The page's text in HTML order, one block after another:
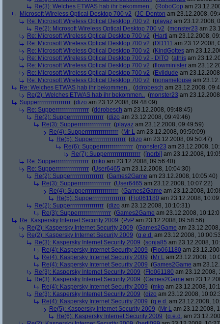
Re(3): Welches ETWAS hab ihr bekommen.. (RoboCop am
Microsoft Wireless Optical Desktop 700 v2 (JC-Denton am 23.12.2008,
Re: Microsoft Wireless Optical Desktop 700 v2 (playaz am 23.12.2008,
Re(2): Microsoft Wireless Optical Desktop 700 v2 (monster23 am
Re: Microsoft Wireless Optical Desktop 700 v2 (Harti am 23.12.2008,
Re: Microsoft Wireless Optical Desktop 700 v2 (DD111 am 23.12.2008,
Re: Microsoft Wireless Optical Desktop 700 v2 (KindGottes am
Re: Microsoft Wireless Optical Desktop 700 v2 - DITO (athis am
Re: Microsoft Wireless Optical Desktop 700 v2 (flowminister am
Re: Microsoft Wireless Optical Desktop 700 v2 (Evildude am
Re: Microsoft Wireless Optical Desktop 700 v2 (nonametouse am
Re: Welches ETWAS hab ihr bekommen.. (ddrobesch am 23.12.2008,
Re(2): Welches ETWAS hab ihr bekommen.. (monster23 am
Supperrrrrrrrrrrrrrrrr (dizo am 23.12.2008, 09:48:09)
Re: Supperrrrrrrrrrrrrrrrr (ddrobesch am 23.12.2008, 09:48:45)
Re(2): Supperrrrrrrrrrrrrrrrr (dizo am 23.12.2008, 09:49:46)
Re(3): Supperrrrrrrrrrrrrrrrr (playaz am 23.12.2008, 09:49:59)
Re(4): Supperrrrrrrrrrrrrrrrr (Mr L am 23.12.2008, 09:50:09)
Re(5): Supperrrrrrrrrrrrrrrrr (dizo am 23.12.2008, 09:50:47)
Re(6): Supperrrrrrrrrrrrrrrrr (monster23 am 23.12.2008,
Re(7): Supperrrrrrrrrrrrrrrrr ([norbi] am 23.12.2008,
Re: Supperrrrrrrrrrrrrrrrr (mko am 23.12.2008, 09:56:40)
Re: Supperrrrrrrrrrrrrrrrr (User6465 am 23.12.2008, 10:04:30)
Re(2): Supperrrrrrrrrrrrrrrrr (Games2Game am 23.12.2008, 10:05:40)
Re(3): Supperrrrrrrrrrrrrrrrr (User6465 am 23.12.2008, 10:07:22)
Re(4): Supperrrrrrrrrrrrrrrrr (Games2Game am 23.12.2008,
Re(5): Supperrrrrrrrrrrrrrrrr (Flo061180 am 23.12.2008,
Re(2): Supperrrrrrrrrrrrrrrrr (dizo am 23.12.2008, 10:10:31)
Re(3): Supperrrrrrrrrrrrrrrrr (Games2Game am 23.12.2008,
Re: Kaspersky Internet Security 2009 (PvP am 23.12.2008, 09:58:56)
Re(2): Kaspersky Internet Security 2009 (Games2Game am
Re(2): Kaspersky Internet Security 2009 (q.e.d. am 23.12.2008,
Re(3): Kaspersky Internet Security 2009 (sonja85 am 23.12.2008,
Re(4): Kaspersky Internet Security 2009 (Flo061180 am
Re(4): Kaspersky Internet Security 2009 (Mr L am 23.12.2008,
Re(4): Kaspersky Internet Security 2009 (Games2Game am
Re(3): Kaspersky Internet Security 2009 (Flo061180 am 23.12.2008,
Re(3): Kaspersky Internet Security 2009 (Games2Game am
Re(4): Kaspersky Internet Security 2009 (mko am 23.12.2008,
Re(3): Kaspersky Internet Security 2009 (dizo am 23.12.2008,
Re(4): Kaspersky Internet Security 2009 (q.e.d. am 23.12.2008,
Re(5): Kaspersky Internet Security 2009 (Mr L am 23.12.2008,
Re(6): Kaspersky Internet Security 2009 (q.e.d. am